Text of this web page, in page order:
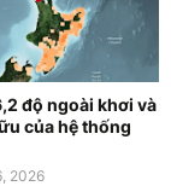
độ ngoài khơi và
của hệ thống
2026